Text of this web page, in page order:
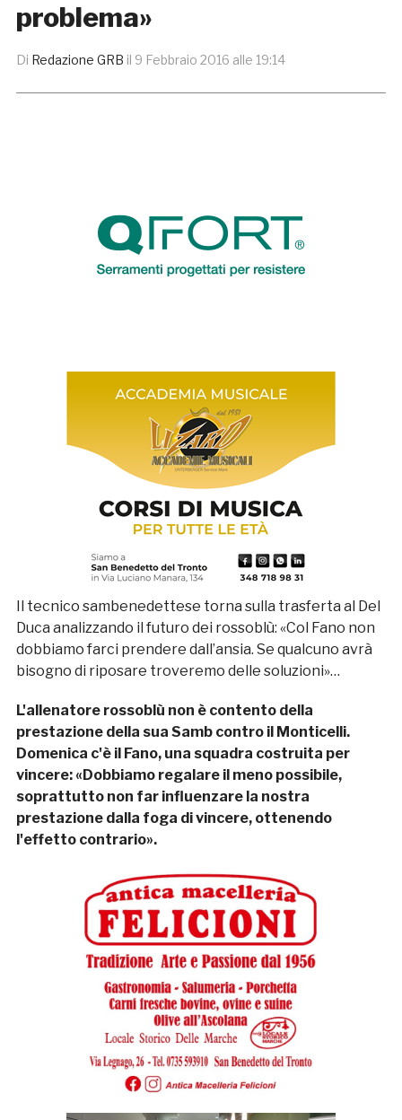
problema»
Di Redazione GRB il 9 Febbraio 2016 alle 19:14
Il tecnico sambenedettese torna sulla trasferta al Del
Duca analizzando il futuro dei rossoblù: «Col Fano non
dobbiamo farci prendere dall’ansia. Se qualcuno avrà
bisogno di riposare troveremo delle soluzioni»…
L'allenatore rossoblù non è contento della
prestazione della sua Samb contro il Monticelli.
Domenica c'è il Fano, una squadra costruita per
vincere: «Dobbiamo regalare il meno possibile,
soprattutto non far influenzare la nostra
prestazione dalla foga di vincere, ottenendo
l'effetto contrario».